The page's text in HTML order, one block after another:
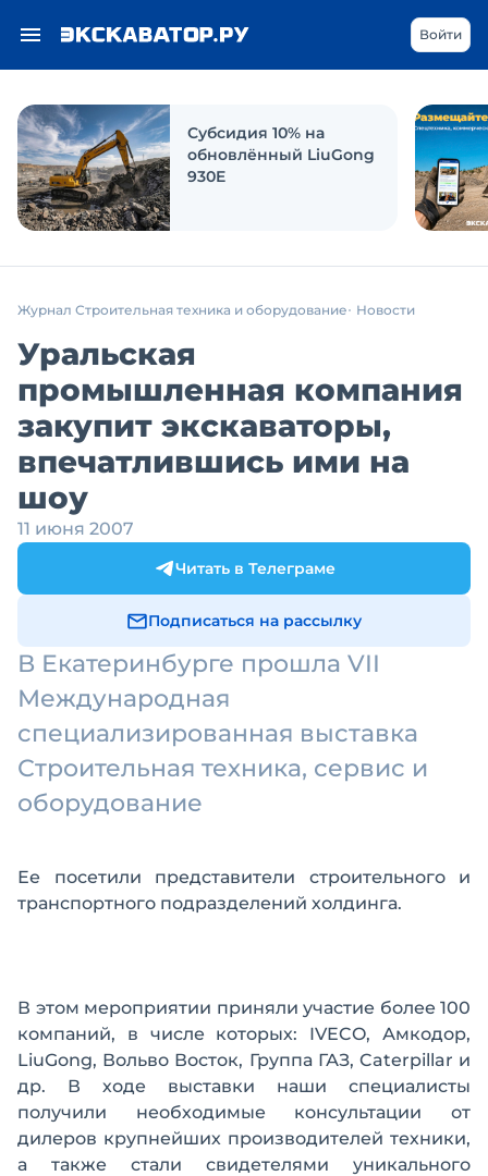
Войти
Субсидия 10% на
обновлённый LiuGong
930E
Журнал Строительная техника и оборудование Новости
Уральская
промышленная компания
закупит экскаваторы,
впечатлившись ими на
шоу
11 июня 2007
Читать в Телеграме
Подписаться на рассылку
В Екатеринбурге прошла VII
Международная
специализированная выставка
Строительная техника, сервис и
оборудование
Ее посетили представители строительного и
транспортного подразделений холдинга.
В этом мероприятии приняли участие более 100
компаний, в числе которых: IVECO, Амкодор,
LiuGong, Вольво Восток, Группа ГАЗ, Caterpillar и
др. В ходе выставки наши специалисты
получили необходимые консультации от
дилеров крупнейших производителей техники,
а также стали свидетелями уникального